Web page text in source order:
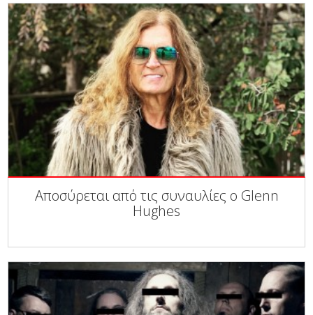
Αποσύρεται από τις συναυλίες ο Glenn
Hughes